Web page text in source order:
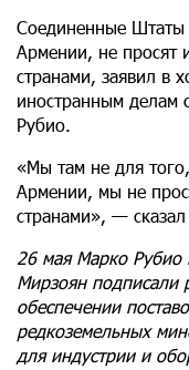
Соединенные Штаты
Армении, не просят
странами, заявил в
иностранным делам
Рубио.
«Мы там не для
Армении, мы не
странами», — сказал
26 мая Марко
Мирзоян
обеспечении
редкоземельных
для индустрии и